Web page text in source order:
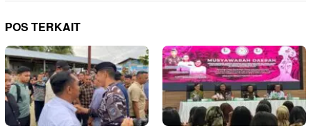
POS TERKAIT